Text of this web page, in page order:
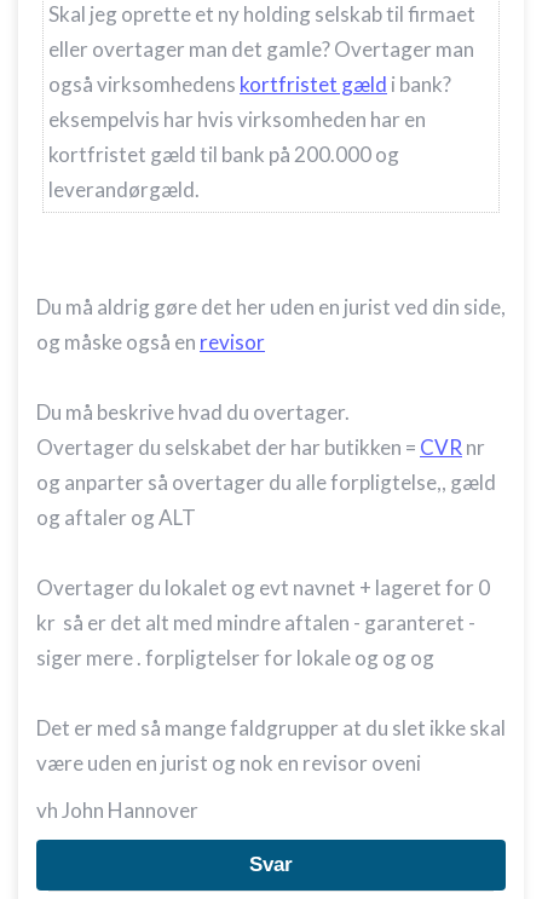
Skal jeg oprette et ny holding selskab til firmaet
eller overtager man det gamle? Overtager man
også virksomhedens kortfristet gæld i bank?
eksempelvis har hvis virksomheden har en
kortfristet gæld til bank på 200.000 og
leverandørgæld.
Du må aldrig gøre det her uden en jurist ved din side,
og måske også en revisor
Du må beskrive hvad du overtager.
Overtager du selskabet der har butikken = CVR nr
og anparter så overtager du alle forpligtelse,, gæld
og aftaler og ALT
Overtager du lokalet og evt navnet + lageret for 0
kr så er det alt med mindre aftalen - garanteret -
siger mere . forpligtelser for lokale og og og
Det er med så mange faldgrupper at du slet ikke skal
være uden en jurist og nok en revisor oveni
vh John Hannover
Svar